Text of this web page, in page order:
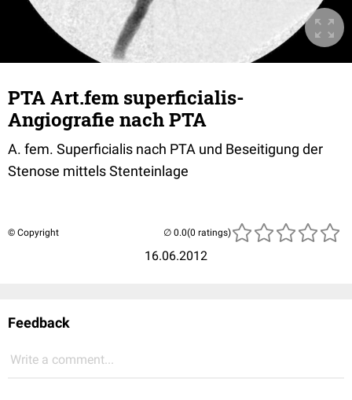
PTA Art.fem superficialis-
Angiografie nach PTA
A. fem. Superficialis nach PTA und Beseitigung der
Stenose mittels Stenteinlage
© Copyright
16.06.2012
(0 ratings)
Feedback
Write a comment...